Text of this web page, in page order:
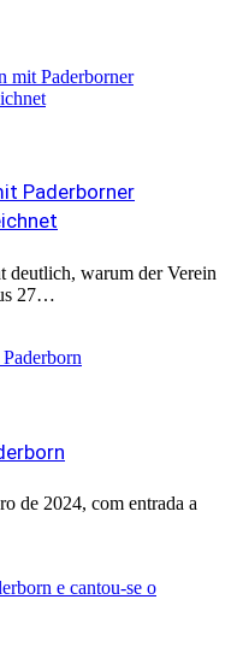
Paderborner
deutlich, warum der Verein
27…
de 2024, com entrada a